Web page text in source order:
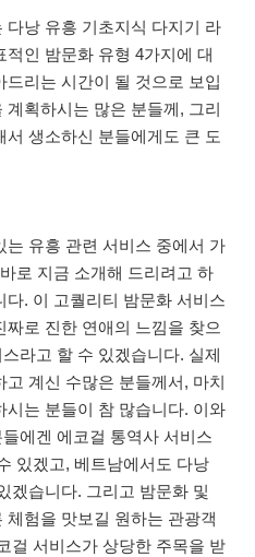
다낭 유흥 기초지식 다지기 라
인 밤문화 유형 4가지에 대
리는 시간이 될 것으로 보입
획하시는 많은 분들께, 그리
생소하신 분들에게도 큰 도
는 유흥 관련 서비스 중에서 가
로 지금 소개해 드리려고 하
. 이 고퀄리티 밤문화 서비스
로 진한 연애의 느낌을 찾으
라고 할 수 있겠습니다. 실제
계신 수많은 분들께서, 마치
시는 분들이 참 많습니다. 이와
에겐 에코걸 통역사 서비스
있겠고, 베트남에서도 다낭
겠습니다. 그리고 밤문화 및
험을 맛보길 원하는 관광객
걸 서비스가 상당한 주목을 받